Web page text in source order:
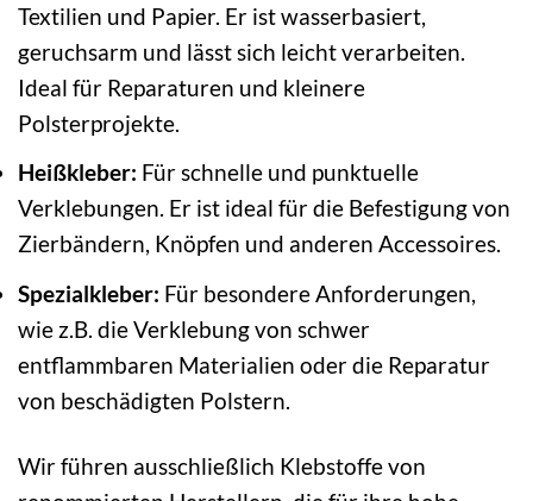
Textilien und Papier. Er ist wasserbasiert,
geruchsarm und lässt sich leicht verarbeiten.
Ideal für Reparaturen und kleinere
Polsterprojekte.
Heißkleber: Für schnelle und punktuelle
Verklebungen. Er ist ideal für die Befestigung von
Zierbändern, Knöpfen und anderen Accessoires.
Spezialkleber: Für besondere Anforderungen,
wie z.B. die Verklebung von schwer
entflammbaren Materialien oder die Reparatur
von beschädigten Polstern.
Wir führen ausschließlich Klebstoffe von